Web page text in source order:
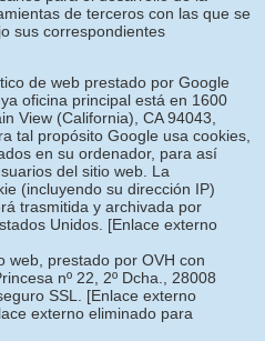
de terceros con las que se
sus correspondientes
de web prestado por Google
oficina principal está en 1600
View (California), CA 94043,
tal propósito Google usa cookies,
en su ordenador, para así
del sitio web. La
(incluyendo su dirección IP)
trasmitida y archivada por
Unidos. [Enlace externo
web, prestado por OVH con
nº 22, 2º Dcha., 28008
SSL. [Enlace externo
externo eliminado para